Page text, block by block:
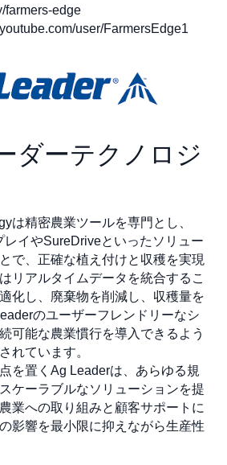
farmers-edge
user/FarmersEdge1
ダーテクノロジ
は精密農業ツールを専門とし、
レイやSureDriveといったソリュー
で、正確な植え付けと収穫を実現
リアルタイムデータを統合するこ
化し、廃棄物を削減し、収穫量を
のユーザーフレンドリーなシ
可能な農業慣行を導入できるよう
れています。
を置くAg Leaderは、あらゆる規
ケーラブルなソリューションを提
業への取り組みと顧客サポートに
影響を最小限に抑えながら生産性